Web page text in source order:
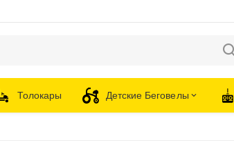
Толокары Детские Беговелы